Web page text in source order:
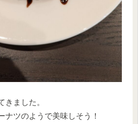
きました。
ナツのようで美味しそう！